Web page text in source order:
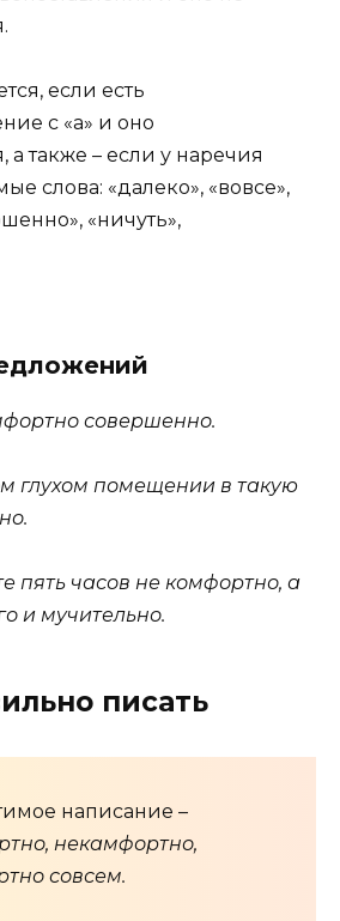
если есть
с «а» и оно
а также – если у наречия
слова: «далеко», «вовсе»,
«ничуть»,
совершенно.
глухом помещении в такую
пять часов не комфортно, а
и мучительно.
писать
написание –
некамфортно,
совсем.